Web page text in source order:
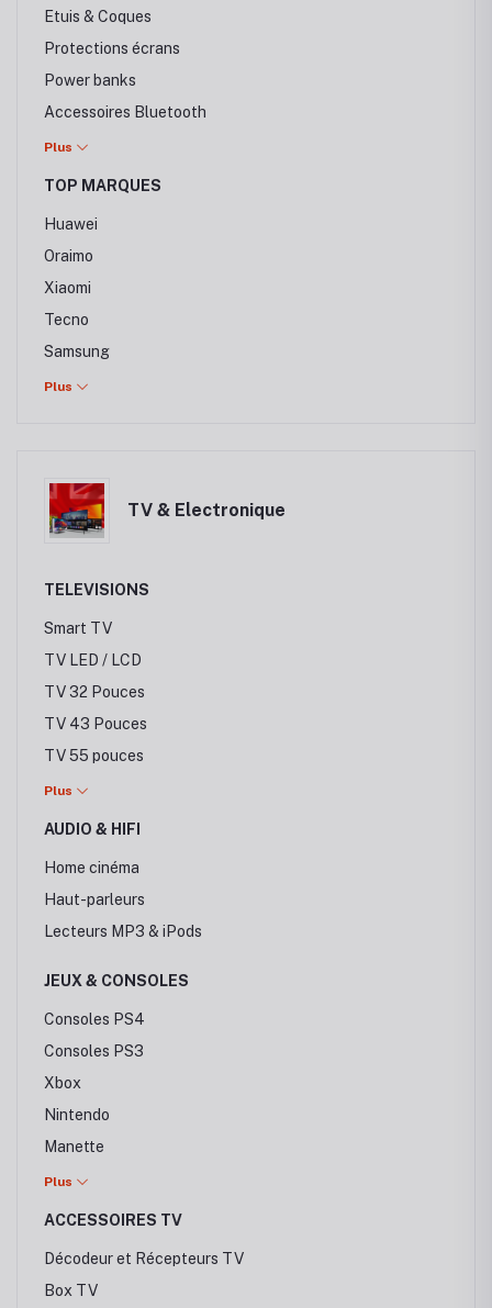
Etuis & Coques
Protections écrans
Power banks
Accessoires Bluetooth
Montres Connectées
Casques
Plus
TOP MARQUES
Huawei
Oraimo
Xiaomi
Tecno
Samsung
Infinix
Plus
TV & Electronique
TELEVISIONS
Smart TV
TV LED / LCD
TV 32 Pouces
TV 43 Pouces
TV 55 pouces
TV 65 Pouces
Plus
AUDIO & HIFI
Home cinéma
Haut-parleurs
Lecteurs MP3 & iPods
JEUX & CONSOLES
Consoles PS4
Consoles PS3
Xbox
Nintendo
Manette
PSP
Casques
Plus
ACCESSOIRES TV
Décodeur et Récepteurs TV
Box TV